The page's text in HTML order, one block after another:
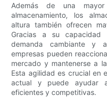
Además de una
almacenamiento, los
altura también ofrecen
Gracias a su
demanda cambiante y
empresas pueden
mercado y mantenerse a
Esta agilidad es crucial en
actual y puede ayudar
eficientes y competitivas.